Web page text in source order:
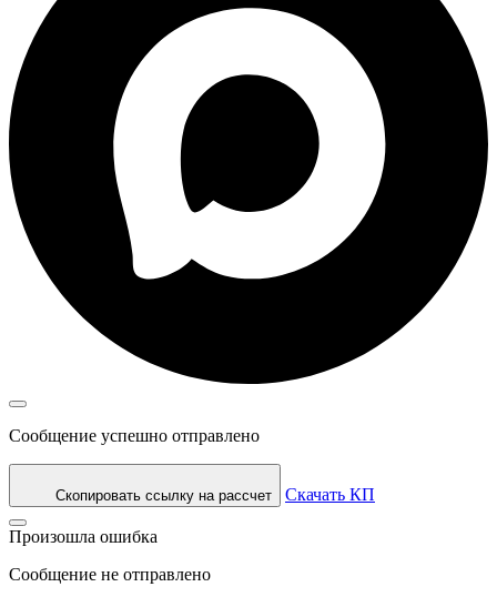
Сообщение успешно отправлено
Скопировать ссылку на рассчет Скачать КП
Произошла ошибка
Сообщение не отправлено